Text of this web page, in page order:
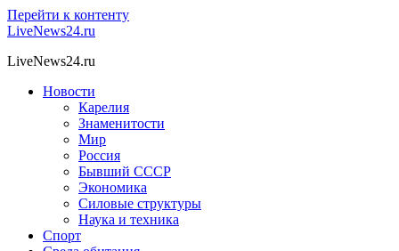
Перейти к контенту
LiveNews24.ru
LiveNews24.ru
Новости
Карелия
Знаменитости
Мир
Россия
Бывший СССР
Экономика
Силовые структуры
Наука и техника
Спорт